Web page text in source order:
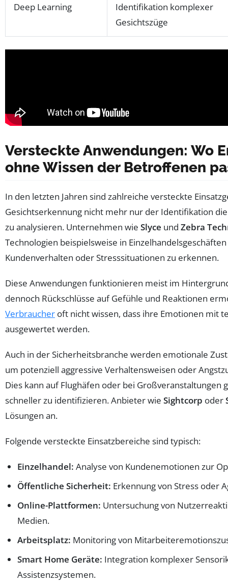
Deep Learning
Identifikation komplexer
Gesichtszüge
Versteckte Anwendungen: Wo
ohne Wissen der Betroffenen
In den letzten Jahren sind zahlreiche versteckte
Gesichtserkennung nicht mehr nur der Identifikation
zu analysieren. Unternehmen wie Slyce und Zebra
Technologien beispielsweise in
Kundenverhalten oder Stresssituationen zu erkennen.
Diese Anwendungen funktionieren meist im
dennoch Rückschlüsse auf Gefühle und Reaktionen
Verbraucher oft nicht wissen, dass ihre Emotionen mit
ausgewertet werden.
Auch in der Sicherheitsbranche werden emotionale
um potenziell aggressive Verhaltensweisen oder
Dies kann auf Flughäfen oder bei
schneller zu identifizieren. Anbieter wie Sightcorp oder
Lösungen an.
Folgende versteckte Einsatzbereiche sind typisch:
Einzelhandel: Analyse von Kundenemotionen zur
Öffentliche Sicherheit: Erkennung von Stress oder
Online-Plattformen: Untersuchung von
Medien.
Arbeitsplatz: Monitoring von
Smart Home Geräte: Integration komplexer
Assistenzsystemen.